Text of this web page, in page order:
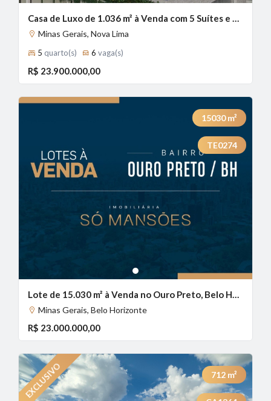
Casa de Luxo de 1.036 m² à Venda com 5 Suítes e Home Cinema no Vale dos Cristais, Nova Lima - MG
Minas Gerais, Nova Lima
5 quarto(s) 6 vaga(s)
R$ 23.900.000,00
1
15030m²
TE0274
Lote de 15.030 m² à Venda no Ouro Preto, Belo Horizonte - MG
Minas Gerais, Belo Horizonte
R$ 23.000.000,00
712 m²